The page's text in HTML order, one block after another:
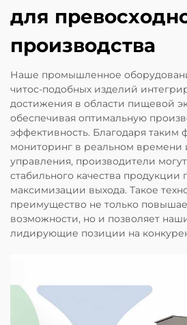
для
производства
Наше промышленное
читос-подобных изделий
достижения в области пищевой
обеспечивая оптимальную
эффективность. Благодаря таким
мониторинг в реальном времени
управления, производители
стабильного качества
максимизации выхода. Такое
преимущество не только
возможности, но и позволяет
лидирующие позиции на